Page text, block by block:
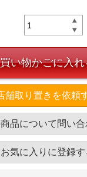
買い物かごに入れ
舗取り置きを依頼
品について問い合
お気に入りに登録す